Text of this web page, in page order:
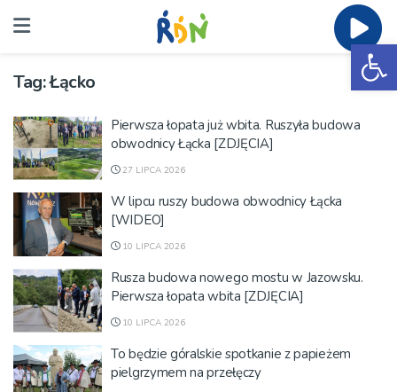
Tag:Łącko
Pierwsza łopata już wbita. Ruszyła budowa
obwodnicy Łącka [ZDJĘCIA]
27 LIPCA 2026
W lipcu ruszy budowa obwodnicy Łącka
[WIDEO]
10 LIPCA 2026
Rusza budowa nowego mostu w Jazowsku.
Pierwsza łopata wbita [ZDJĘCIA]
10 LIPCA 2026
To będzie góralskie spotkanie z papieżem
pielgrzymem na przełęczy